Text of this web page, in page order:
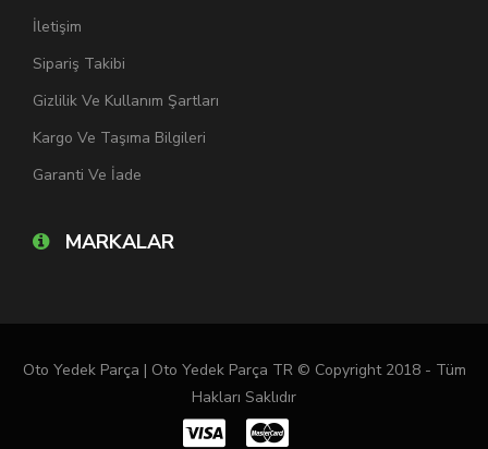
İletişim
Sipariş Takibi
Gizlilik Ve Kullanım Şartları
Kargo Ve Taşıma Bilgileri
Garanti Ve İade
MARKALAR
Oto Yedek Parça | Oto Yedek Parça TR © Copyright 2018 - Tüm
Hakları Saklıdır